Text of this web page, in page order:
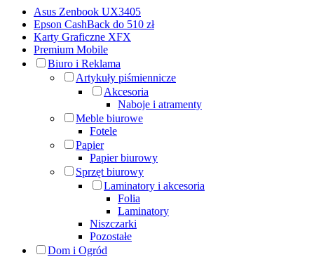
Asus Zenbook UX3405
Epson CashBack do 510 zł
Karty Graficzne XFX
Premium Mobile
Biuro i Reklama
Artykuły piśmiennicze
Akcesoria
Naboje i atramenty
Meble biurowe
Fotele
Papier
Papier biurowy
Sprzęt biurowy
Laminatory i akcesoria
Folia
Laminatory
Niszczarki
Pozostałe
Dom i Ogród